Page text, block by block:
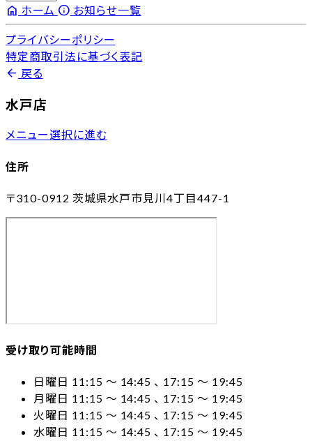
home ホーム info お知らせ一覧
プライバシーポリシー
特定商取引法に基づく表記
arrow_back 戻る
水戸店
メニュー選択に進む
住所
〒310-0912 茨城県水戸市見川4丁目447-1
受け取り可能時間
日曜日 11:15 〜 14:45 、 17:15 〜 19:45
月曜日 11:15 〜 14:45 、 17:15 〜 19:45
火曜日 11:15 〜 14:45 、 17:15 〜 19:45
水曜日 11:15 〜 14:45 、 17:15 〜 19:45